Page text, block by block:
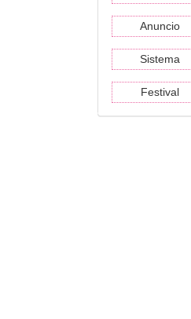
Anuncio
Sistema
Festival